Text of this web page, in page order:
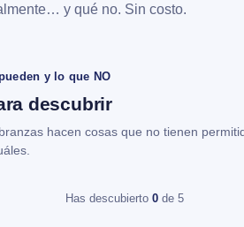
y qué no. Sin costo.
y lo que NO
descubrir
hacen cosas que no tienen
Has descubierto 0 de 5